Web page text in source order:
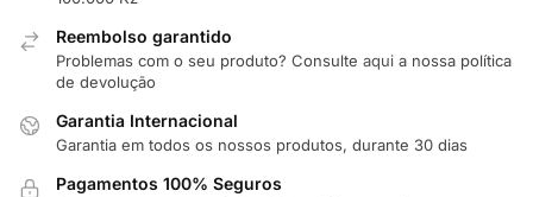
Reembolso garantido
Problemas com o seu produto? Consulte aqui a nossa política
de devolução
Garantia Internacional
Garantia em todos os nossos produtos, durante 30 dias
Pagamentos 100% Seguros